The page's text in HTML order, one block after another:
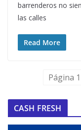
barrenderos no
las calles
Read More
Página
CASH FRESH